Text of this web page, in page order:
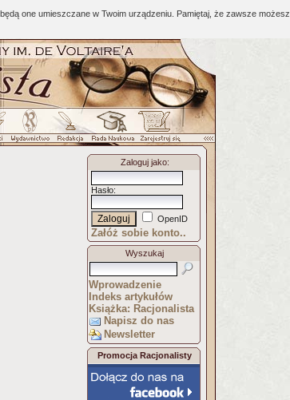
one umieszczane w Twoim urządzeniu. Pamiętaj, że zawsze możesz
Zaloguj jako:
Hasło:
OpenID
Załóż sobie konto..
Wyszukaj
Wprowadzenie
Indeks artykułów
Książka: Racjonalista
Napisz do nas
Newsletter
Promocja Racjonalisty